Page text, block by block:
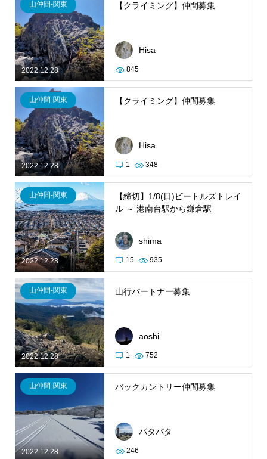
2022.12.28
山仲間-関東 【クライミング】仲間募集
Hisa
845
2022.12.28
山仲間-関東 【クライミング】仲間募集
Hisa
1 348
2022.12.28
山仲間-関東
【締切】1/8(日)ビートルズトレイ
ル ～ 港南台駅から鎌倉駅
shima
15 935
2022.12.28
山仲間-関東 山行パートナー募集
aoshi
1 752
2022.12.28
山仲間-関東 バックカントリー仲間募集
パタパタ
246